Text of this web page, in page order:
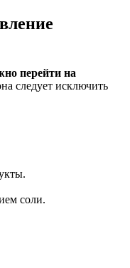
перейти на
следует исключить
соли.